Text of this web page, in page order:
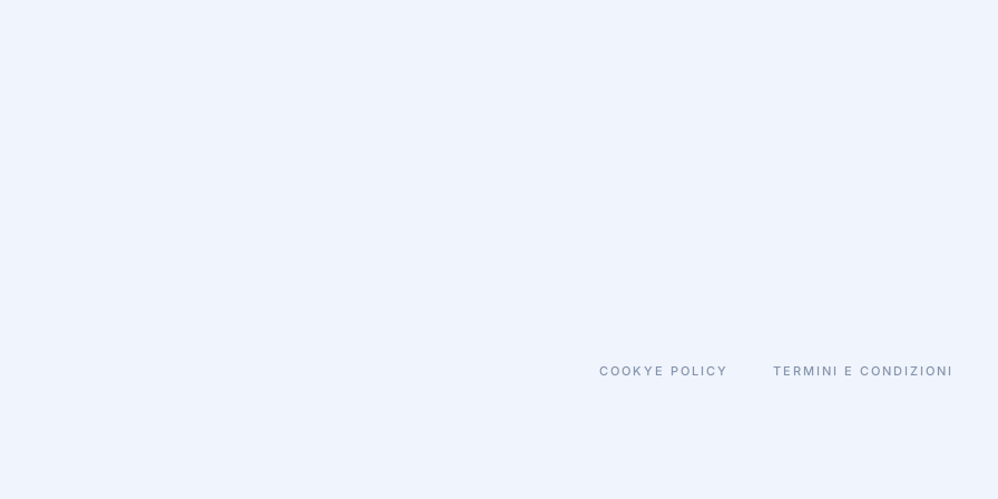
COOKYE POLICY TERMINI E CONDIZIONI